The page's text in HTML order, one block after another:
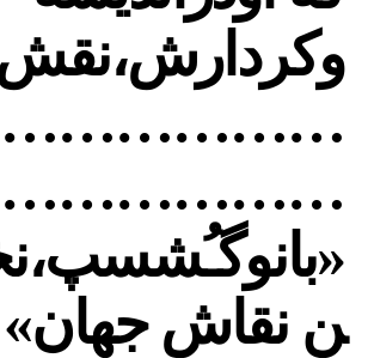
وکردارش،نقش
ن نقاش جهان»